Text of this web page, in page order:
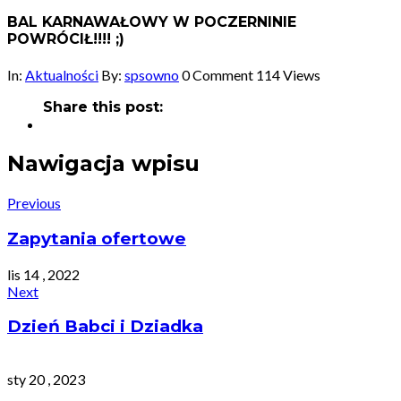
BAL KARNAWAŁOWY W POCZERNINIE
POWRÓCIŁ!!!! ;)
In: Aktualności By: spsowno0 Comment 114 Views
Share this post:
Nawigacja wpisu
Previous
Zapytania ofertowe
lis 14 , 2022
Next
Dzień Babci i Dziadka
sty 20 , 2023